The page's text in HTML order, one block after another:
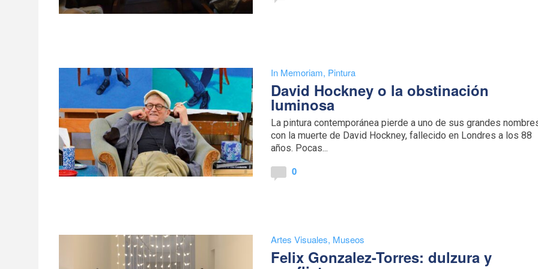
In Memoriam, Pintura
David Hockney o la obstinación
luminosa
La pintura contemporánea pierde a uno de sus grandes
con la muerte de David Hockney, fallecido en Londres a los 88
años. Pocas...
0
Artes Visuales, Museos
Felix Gonzalez-Torres: dulzura y